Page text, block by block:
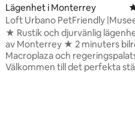
betyg, 147
Lägenhet i Monterrey
Loft Urbano PetFriendly
Macroplaza 2 min
★ Rustik och djurvänlig
av Monterrey ★ 2 minuters
Macroplaza och
Välkommen till det perfekta